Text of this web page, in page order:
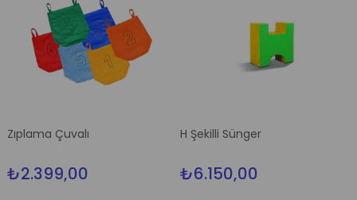
Zıplama Çuvalı
₺2.399,00
H Şekilli Sünger
₺6.150,00